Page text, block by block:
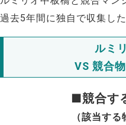
過去5年間に独自で収集し
ルミ
VS 競合
■競合す
（該当する